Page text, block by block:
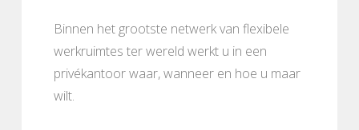
Binnen het grootste netwerk van flexibele
werkruimtes ter wereld werkt u in een
privékantoor waar, wanneer en hoe u maar
wilt.